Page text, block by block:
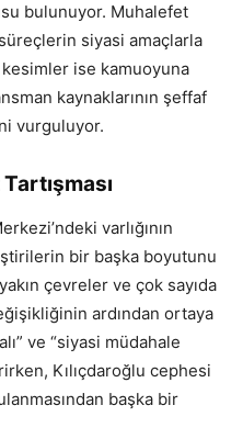
bulunuyor. Muhalefet
siyasi amaçlarla
ise kamuoyuna
kaynaklarının şeffaf
vurguluyor.
varlığının
bir başka boyutunu
çevreler ve çok sayıda
ardından ortaya
ve “siyasi müdahale
Kılıçdaroğlu cephesi
başka bir